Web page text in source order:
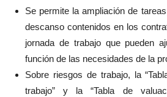
Se permite la ampliación de
descanso contenidos en los
jornada de trabajo que pueden
función de las necesidades de la
Sobre riesgos de trabajo, la
trabajo” y la “Tabla de